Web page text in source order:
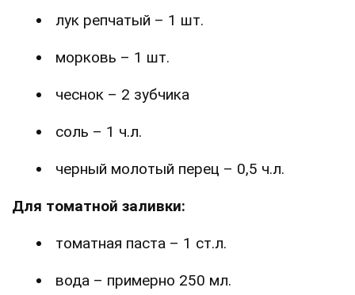
лук репчатый – 1 шт.
морковь – 1 шт.
чеснок – 2 зубчика
соль – 1 ч.л.
черный молотый перец – 0,5 ч.л.
Для томатной заливки:
томатная паста – 1 ст.л.
вода – примерно 250 мл.